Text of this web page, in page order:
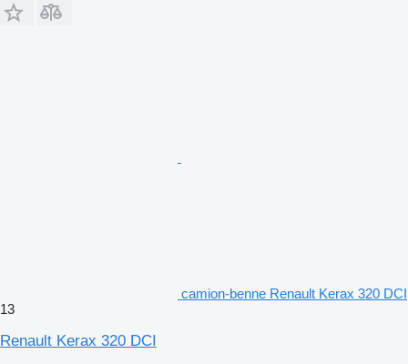
camion-benne Renault Kerax 320 DCI
13
Renault Kerax 320 DCI